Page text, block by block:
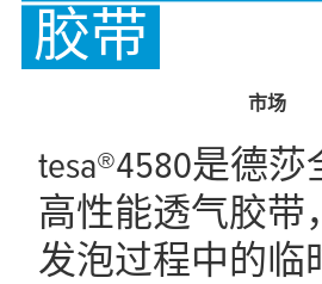
胶带
市场
tesa®4580是德
高性能透气胶带
发泡过程中的临